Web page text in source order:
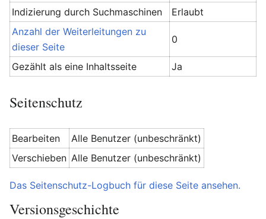
Indizierung durch Suchmaschinen
Erlaubt
Anzahl der Weiterleitungen zu
dieser Seite
0
Gezählt als eine Inhaltsseite Ja
Seitenschutz
Bearbeiten
Alle Benutzer (unbeschränkt)
Verschieben Alle Benutzer (unbeschränkt)
Das Seitenschutz-Logbuch für diese Seite ansehen.
Versionsgeschichte